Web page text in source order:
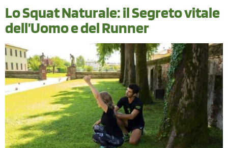
Lo Squat Naturale: il Segreto vitale
dell’Uomo e del Runner